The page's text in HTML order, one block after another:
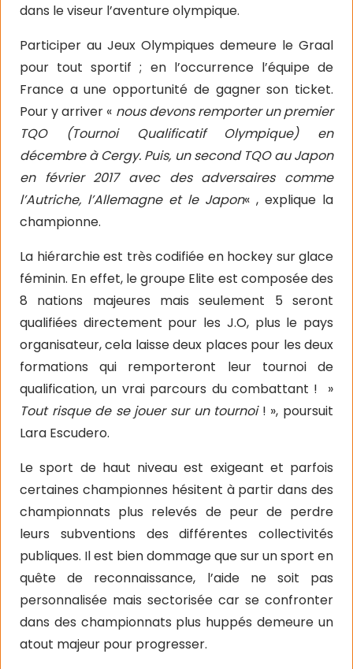
dans le viseur l’aventure olympique.
Participer au Jeux Olympiques demeure le Graal
pour tout sportif ; en l’occurrence l’équipe de
France a une opportunité de gagner son ticket.
Pour y arriver « nous devons remporter un premier
TQO (Tournoi Qualificatif Olympique) en
décembre à Cergy. Puis, un second TQO au Japon
en février 2017 avec des adversaires comme
l’Autriche, l’Allemagne et le Japon« , explique la
championne.
La hiérarchie est très codifiée en hockey sur glace
féminin. En effet, le groupe Elite est composée des
8 nations majeures mais seulement 5 seront
qualifiées directement pour les J.O, plus le pays
organisateur, cela laisse deux places pour les deux
formations qui remporteront leur tournoi de
qualification, un vrai parcours du combattant ! »
Tout risque de se jouer sur un tournoi! », poursuit
Lara Escudero.
Le sport de haut niveau est exigeant et parfois
certaines championnes hésitent à partir dans des
championnats plus relevés de peur de perdre
leurs subventions des différentes collectivités
publiques. Il est bien dommage que sur un sport en
quête de reconnaissance, l’aide ne soit pas
personnalisée mais sectorisée car se confronter
dans des championnats plus huppés demeure un
atout majeur pour progresser.